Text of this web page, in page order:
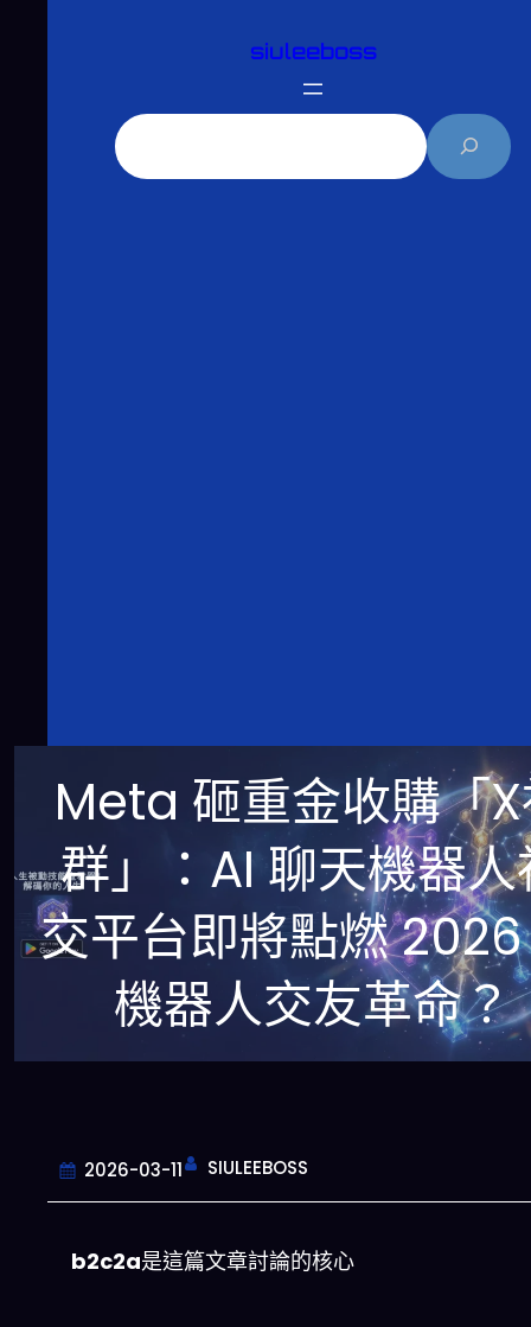
siuleeboss
Meta 砸重金收購「
群」：AI 聊天機器人
交平台即將點燃
機器人交友革命？
2026-03-11 SIULEEBOSS
b2c2a是這篇文章討論的核心